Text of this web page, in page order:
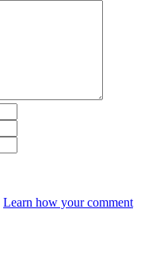
Learn how your comment